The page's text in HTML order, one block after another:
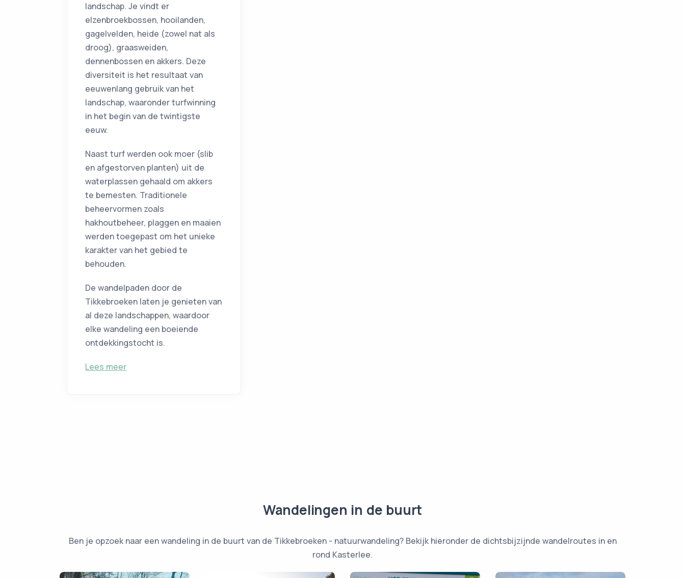
landschap. Je vindt er
elzenbroekbossen, hooilanden,
gagelvelden, heide (zowel nat als
droog), graasweiden,
dennenbossen en akkers. Deze
diversiteit is het resultaat van
eeuwenlang gebruik van het
landschap, waaronder turfwinning
in het begin van de twintigste
eeuw.
Naast turf werden ook moer (slib
en afgestorven planten) uit de
waterplassen gehaald om akkers
te bemesten. Traditionele
beheervormen zoals
hakhoutbeheer, plaggen en maaien
werden toegepast om het unieke
karakter van het gebied te
behouden.
De wandelpaden door de
Tikkebroeken laten je genieten van
al deze landschappen, waardoor
elke wandeling een boeiende
ontdekkingstocht is.
Lees meer
Wandelingen in de buurt
Ben je opzoek naar een wandeling in de buurt van de Tikkebroeken - natuurwandeling? Bekijk hieronder de dichtsbijzijnde wandelroutes in en
rond Kasterlee.